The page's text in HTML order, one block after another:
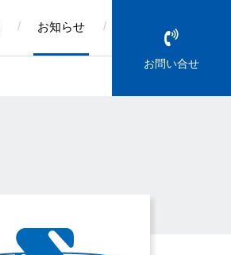
お知らせ
お問い合せ